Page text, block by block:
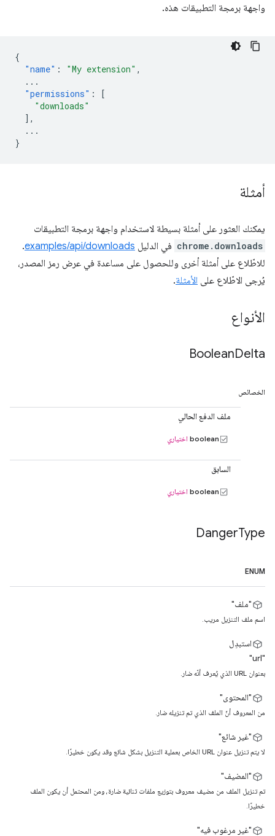
واجهة برمجة التطبيقات هذه.
{
"name" : "My extension" ,
...
"permissions" :
[
"downloads"
],
...
}
أمثلة
يمكنك العثور على أمثلة بسيطة لاستخدام واجهة برمجة التطبيقات
chrome.downloads في الدليل examples/api/downloads
.
للاطّلاع على أمثلة أخرى وللحصول على مساعدة في عرض رمز المصدر،
يُرجى الاطّلاع على الأمثلة.
الأنواع
BooleanDelta
الخصائص
ملف الدفع الحالي
boolean اختياري
السابق
boolean اختياري
DangerType
ENUM
"ملف"
اسم ملف التنزيل مريب.
استبدِل
"url"
بعنوان URL الذي يُعرف أنّه ضار.
"المحتوى"
من المعروف أنّ الملف الذي تم تنزيله ضار.
"غير شائع"
لا يتم تنزيل عنوان URL الخاص بعملية التنزيل بشكل شائع وقد يكون خطيرًا.
"المضيف"
تم تنزيل الملف من مضيف معروف بتوزيع ملفات ثنائية ضارة، ومن المحتمل أن يكون الملف
خطيرًا.
"غير مرغوب فيه"